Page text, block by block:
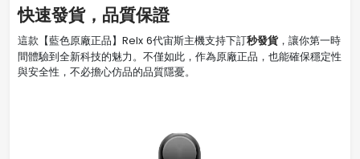
快速發貨，品質保證
這款【藍色原廠正品】Relx 6代宙斯主機支持下訂秒發貨，讓你第一時
間體驗到全新科技的魅力。不僅如此，作為原廠正品，也能確保穩定性
與安全性，不必擔心仿品的品質隱憂。